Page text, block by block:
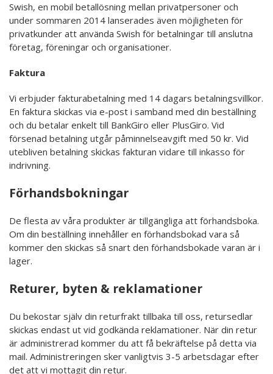
Swish, en mobil betallösning mellan privatpersoner och
under sommaren 2014 lanserades även möjligheten för
privatkunder att använda Swish för betalningar till anslutna
företag, föreningar och organisationer.
Faktura
Vi erbjuder fakturabetalning med 14 dagars betalningsvillkor.
En faktura skickas via e-post i samband med din beställning
och du betalar enkelt till BankGiro eller PlusGiro. Vid
försenad betalning utgår påminnelseavgift med 50 kr. Vid
utebliven betalning skickas fakturan vidare till inkasso för
indrivning.
Förhandsbokningar
De flesta av våra produkter är tillgängliga att förhandsboka.
Om din beställning innehåller en förhandsbokad vara så
kommer den skickas så snart den förhandsbokade varan är i
lager.
Returer, byten & reklamationer
Du bekostar själv din returfrakt tillbaka till oss, retursedlar
skickas endast ut vid godkända reklamationer. När din retur
är administrerad kommer du att få bekräftelse på detta via
mail. Administreringen sker vanligtvis 3-5 arbetsdagar efter
det att vi mottagit din retur.